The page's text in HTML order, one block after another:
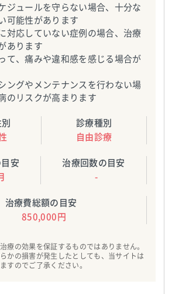
ジュールを守らない場合、十分な
可能性があります
対応していない症例の場合、治療
あります
て、痛みや違和感を感じる場合が
ングやメンテナンスを行わない場
のリスクが高まります
診療種別
自由診療
安
治療回数の目安
-
治療費総額の目安
850,000円
療の効果を保証するものではありません。
かの損害が発生したとしても、当サイトは
すのでご了承ください。